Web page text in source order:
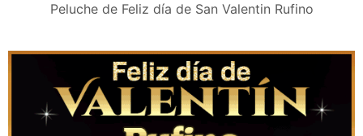
Peluche de Feliz día de San Valentin Rufino